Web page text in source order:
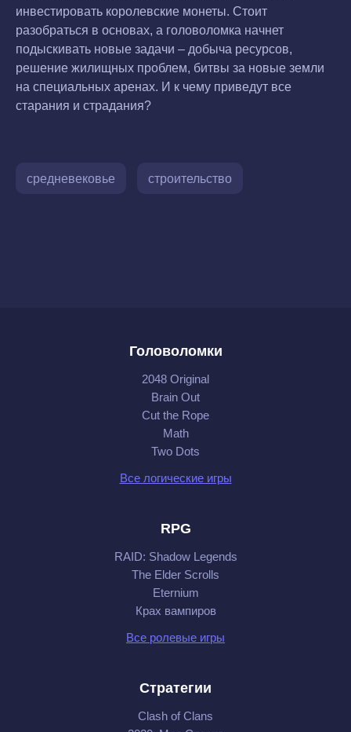
инвестировать королевские монеты. Стоит
разобраться в основах, а головоломка начнет
подыскивать новые задачи – добыча ресурсов,
решение жилищных проблем, битвы за новые земли
на специальных аренах. И к чему приведут все
старания и страдания?
средневековье строительство
Головоломки
2048 Original
Brain Out
Cut the Rope
Math
Two Dots
Все логические игры
RPG
RAID: Shadow Legends
The Elder Scrolls
Eternium
Крах вампиров
Все ролевые игры
Стратегии
Clash of Clans